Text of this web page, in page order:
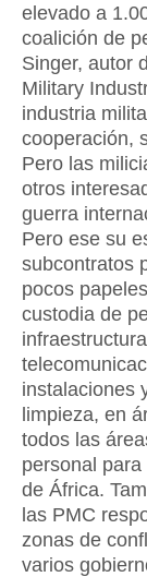
elevado a
coalición de
Singer, autor
Military
industria
cooperación,
Pero las
otros
guerra
Pero ese su
subcontratos
pocos
custodia de
instalaciones
limpieza, en
todos las
personal
de África.
las PMC
zonas de
varios